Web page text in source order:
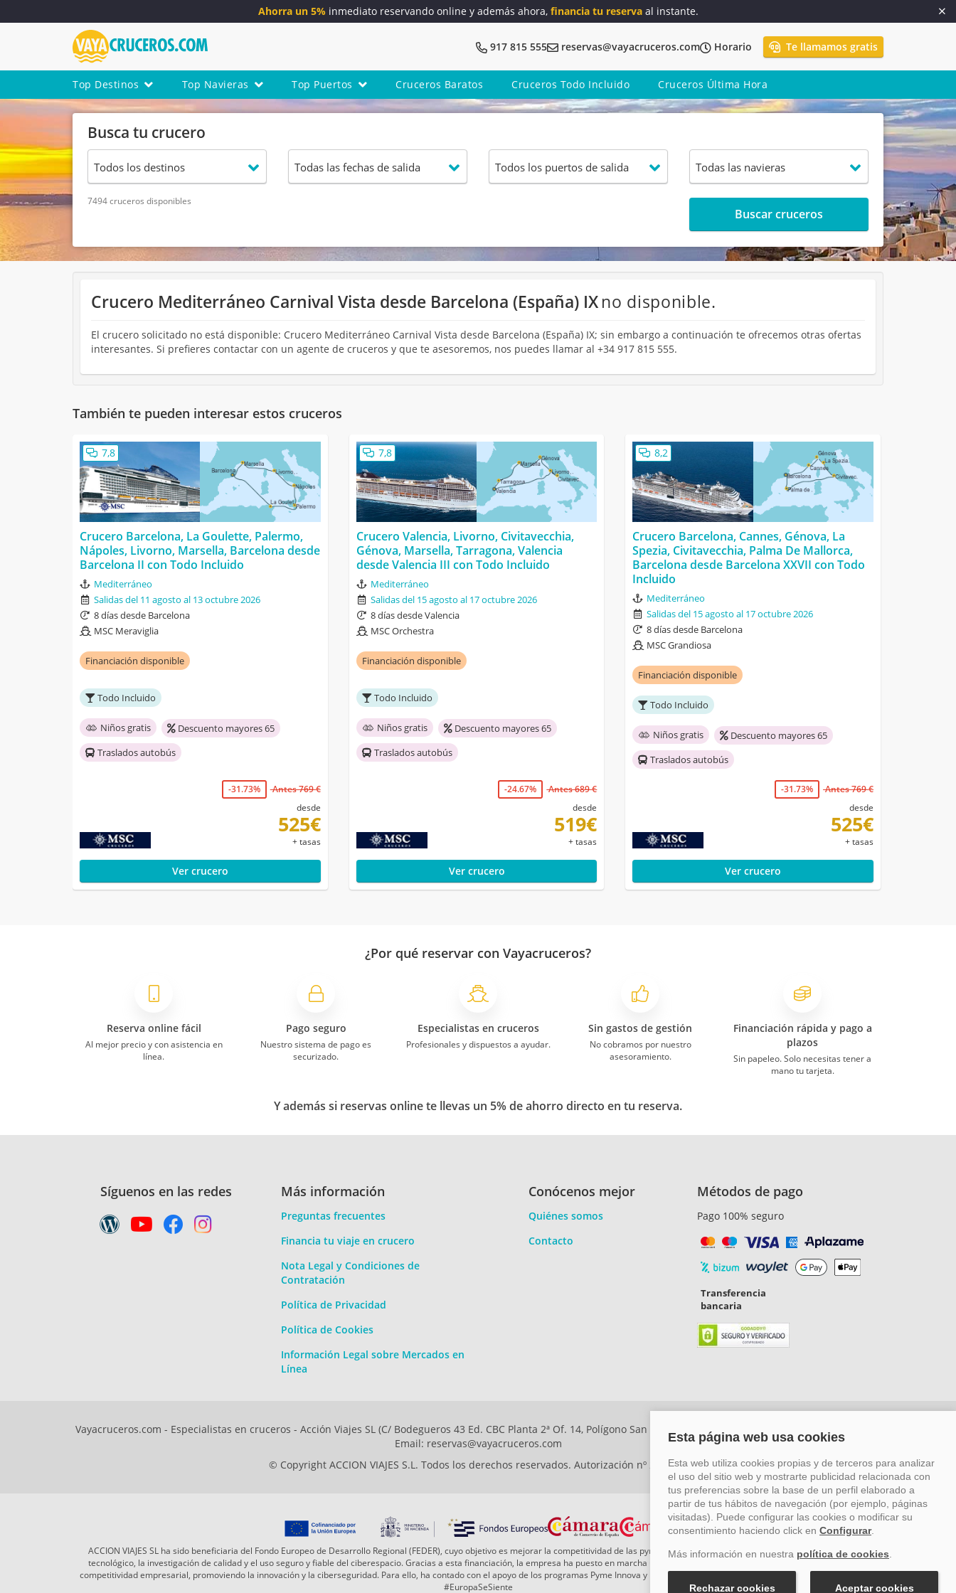
Ahorra un 5% inmediato reservando online y además ahora, financia tu reserva al instante.
917 815 555 reservas@vayacruceros.com Horario Te llamamos gratis
Top Destinos Top Navieras Top Puertos Cruceros Baratos Cruceros Todo Incluido Cruceros Última Hora
Busca tu crucero
7494 cruceros disponibles
Buscar cruceros
Crucero Mediterráneo Carnival Vista desde Barcelona (España) IXno disponible.
El crucero solicitado no está disponible: Crucero Mediterráneo Carnival Vista desde Barcelona (España) IX; sin embargo a continuación te ofrecemos otras ofertas
interesantes. Si prefieres contactar con un agente de cruceros y que te asesoremos, nos puedes llamar al +34 917 815 555.
También te pueden interesar estos cruceros
7,8
Crucero Barcelona, La Goulette, Palermo,
Nápoles, Livorno, Marsella, Barcelona desde
Barcelona II con Todo Incluido
Mediterráneo
Salidas del 11 agosto al 13 octubre 2026
8 días desde Barcelona
MSC Meraviglia
Financiación disponible
Todo Incluido
Niños gratis
Descuento mayores 65
Traslados autobús
-31.73%
Antes 769 €
desde
525€
+ tasas
Ver crucero
7,8
Crucero Valencia, Livorno, Civitavecchia,
Génova, Marsella, Tarragona, Valencia
desde Valencia III con Todo Incluido
Mediterráneo
Salidas del 15 agosto al 17 octubre 2026
8 días desde Valencia
MSC Orchestra
Financiación disponible
Todo Incluido
Niños gratis
Descuento mayores 65
Traslados autobús
-24.67%
Antes 689 €
desde
519€
+ tasas
Ver crucero
8,2
Crucero Barcelona, Cannes, Génova, La
Spezia, Civitavecchia, Palma De Mallorca,
Barcelona desde Barcelona XXVII con Todo
Incluido
Mediterráneo
Salidas del 15 agosto al 17 octubre 2026
8 días desde Barcelona
MSC Grandiosa
Financiación disponible
Todo Incluido
Niños gratis
Descuento mayores 65
Traslados autobús
-31.73%
Antes 769 €
desde
525€
+ tasas
Ver crucero
¿Por qué reservar con Vayacruceros?
Reserva online fácil
Al mejor precio y con asistencia en
línea.
Pago seguro
Nuestro sistema de pago es
securizado.
Especialistas en cruceros
Profesionales y dispuestos a ayudar.
Sin gastos de gestión
No cobramos por nuestro
asesoramiento.
Financiación rápida y pago a
plazos
Sin papeleo. Solo necesitas tener a
mano tu tarjeta.
Y además si reservas online te llevas un 5% de ahorro directo en tu reserva.
Síguenos en las redes Más información
Preguntas frecuentes
Financia tu viaje en crucero
Nota Legal y Condiciones de
Contratación
Política de Privacidad
Política de Cookies
Información Legal sobre Mercados en
Línea
Conócenos mejor
Quiénes somos
Contacto
Métodos de pago
Pago 100% seguro
Transferencia
bancaria
Vayacruceros.com - Especialistas en cruceros - Acción Viajes SL (C/ Bodegueros 43 Ed. CBC Planta 2ª Of. 14, Polígono San Rafael, Málaga. CP: 29006) Tel: +34 917 815 555 -
Email: reservas@vayacruceros.com
© Copyright ACCION VIAJES S.L. Todos los derechos reservados. Autorización nº 29780-2
ACCION VIAJES SL ha sido beneficiaria del Fondo Europeo de Desarrollo Regional (FEDER), cuyo objetivo es mejorar la competitividad de las pymes mediante el impulso de la innovación, el desarrollo
tecnológico, la investigación de calidad y el uso seguro y fiable del ciberespacio. Gracias a esta financiación, la empresa ha puesto en marcha un Plan de Acción durante el año 2026 para reforzar su
competitividad empresarial, promoviendo la innovación y la ciberseguridad. Para ello, ha contado con el apoyo de los programas Pyme Innova y Pyme Cibersegura de la Cámara de Comercio de Málaga.
#EuropaSeSiente